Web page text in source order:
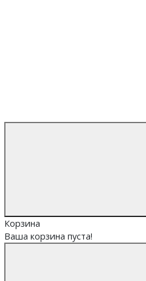
Корзина
Ваша корзина пуста!